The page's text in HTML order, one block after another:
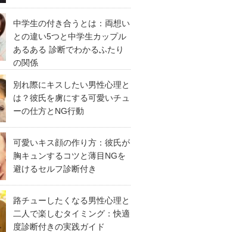
中学生の付き合うとは：両想い
との違い5つと中学生カップル
あるある 診断でわかるふたり
の関係
別れ際にキスしたい男性心理と
は？彼氏を虜にする可愛いチュ
ーの仕方とNG行動
可愛いキス顔の作り方：彼氏が
胸キュンするコツと薄目NGを
避けるセルフ診断付き
路チューしたくなる男性心理と
二人で楽しむタイミング：快適
度診断付きの実践ガイド